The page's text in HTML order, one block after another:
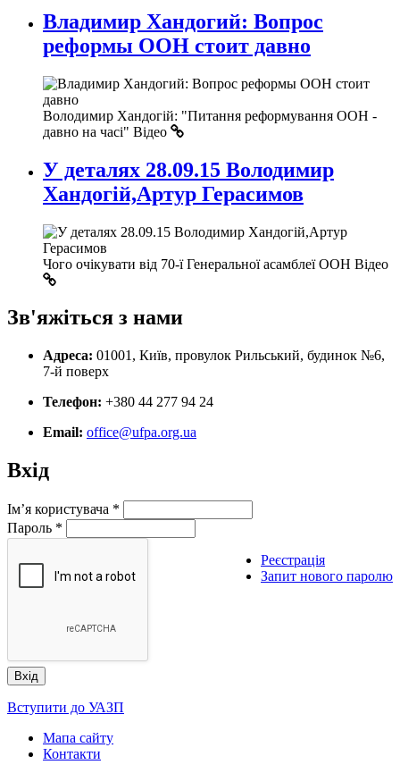
Владимир Хандогий: Вопрос
реформы ООН стоит давно
Володимир Хандогій: "Питання реформування ООН -
давно на часі" Відео
У деталях 28.09.15 Володимир
Хандогій,Артур Герасимов
Чого очікувати від 70-ї Генеральної асамблеї ООН Відео
Зв'яжіться з нами
Адреса: 01001, Київ, провулок Рильський, будинок №6,
7-й поверх
Телефон: +380 44 277 94 24
Email: office@ufpa.org.ua
Вхід
Ім’я користувача *
Пароль *
Реєстрація
Запит нового паролю
Вступити до УАЗП
Мапа сайту
Контакти